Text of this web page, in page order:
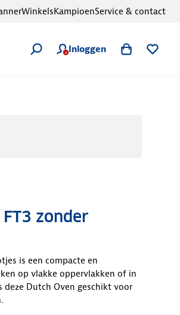
Inloggen
WinkelsKampioenService & contact
zonder
is een compacte en
op vlakke oppervlakken of in
Dutch Oven geschikt voor